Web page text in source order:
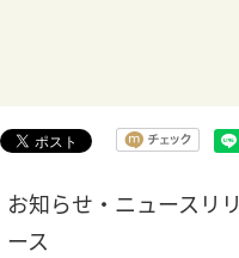
お知らせ・ニュースリリ
ース